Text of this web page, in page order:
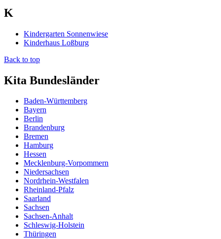
K
Kindergarten Sonnenwiese
Kinderhaus Loßburg
Back to top
Kita Bundesländer
Baden-Württemberg
Bayern
Berlin
Brandenburg
Bremen
Hamburg
Hessen
Mecklenburg-Vorpommern
Niedersachsen
Nordrhein-Westfalen
Rheinland-Pfalz
Saarland
Sachsen
Sachsen-Anhalt
Schleswig-Holstein
Thüringen